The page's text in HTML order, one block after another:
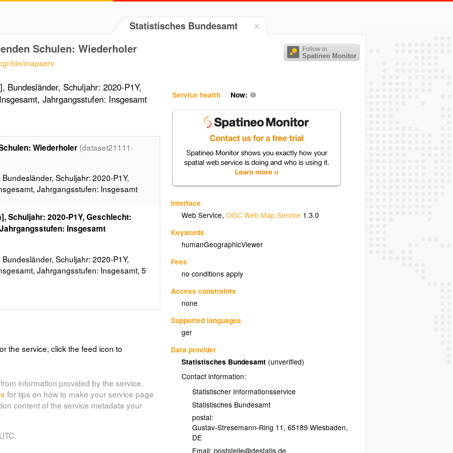
Statistisches Bundesamt
Follow in
Spatineo Monitor
Schulen: Wiederholer
bin/mapserv
Service health Now:
Interface
Web Service,OGC Web Map Service 1.3.0
Keywords
humanGeographicViewer
Fees
no conditions apply
Access constraints
none
Supported languages
ger
Data provider
Statistisches Bundesamt (unverified)
Contact information:
Statistischer Informationsservice
Statistisches Bundesamt
postal:
Gustav-Stresemann-Ring 11 , 65189 Wiesbaden,
DE
Email:
Bundesländer, Schuljahr: 2020-P1Y,
Jahrgangsstufen: Insgesamt
Wiederholer (dataset21111-
Schuljahr: 2020-P1Y,
Jahrgangsstufen: Insgesamt
Schuljahr: 2020-P1Y, Geschlecht:
Insgesamt
Schuljahr: 2020-P1Y,
Jahrgangsstufen: Insgesamt, 5
the service, click the feed icon to
information provided by the service.
for tips on how to make your service page
content of the service metadata your